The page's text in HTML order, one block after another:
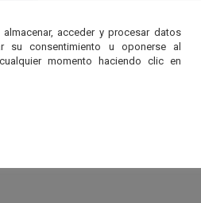
acceder y procesar datos
su consentimiento u oponerse al
momento haciendo clic en